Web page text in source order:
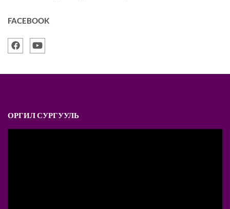
FACEBOOK
ОРГИЛ СУРГУУЛЬ